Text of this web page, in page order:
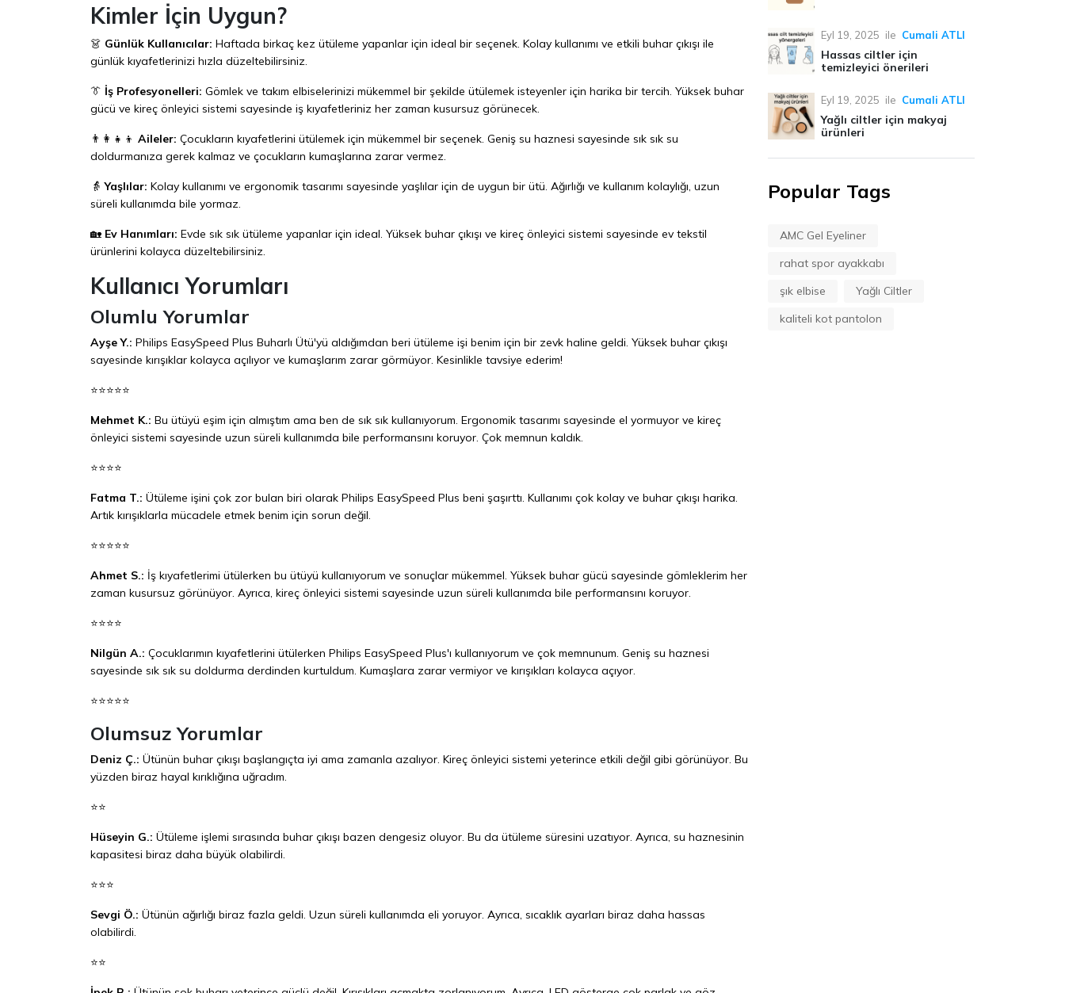
Kimler İçin Uygun?
👗 Günlük Kullanıcılar: Haftada birkaç kez ütüleme yapanlar için ideal bir seçenek. Kolay kullanımı ve etkili buhar çıkışı ile
günlük kıyafetlerinizi hızla düzeltebilirsiniz.
👔 İş Profesyonelleri: Gömlek ve takım elbiselerinizi mükemmel bir şekilde ütülemek isteyenler için harika bir tercih. Yüksek buhar
gücü ve kireç önleyici sistemi sayesinde iş kıyafetleriniz her zaman kusursuz görünecek.
👨‍👩‍👧‍👦 Aileler: Çocukların kıyafetlerini ütülemek için mükemmel bir seçenek. Geniş su haznesi sayesinde sık sık su
doldurmanıza gerek kalmaz ve çocukların kumaşlarına zarar vermez.
👵Yaşlılar: Kolay kullanımı ve ergonomik tasarımı sayesinde yaşlılar için de uygun bir ütü. Ağırlığı ve kullanım kolaylığı, uzun
süreli kullanımda bile yormaz.
🏡 Ev Hanımları: Evde sık sık ütüleme yapanlar için ideal. Yüksek buhar çıkışı ve kireç önleyici sistemi sayesinde ev tekstil
ürünlerini kolayca düzeltebilirsiniz.
Kullanıcı Yorumları
Olumlu Yorumlar
Ayşe Y.: Philips EasySpeed Plus Buharlı Ütü'yü aldığımdan beri ütüleme işi benim için bir zevk haline geldi. Yüksek buhar çıkışı
sayesinde kırışıklar kolayca açılıyor ve kumaşlarım zarar görmüyor. Kesinlikle tavsiye ederim!
⭐⭐⭐⭐⭐
Mehmet K.: Bu ütüyü eşim için almıştım ama ben de sık sık kullanıyorum. Ergonomik tasarımı sayesinde el yormuyor ve kireç
önleyici sistemi sayesinde uzun süreli kullanımda bile performansını koruyor. Çok memnun kaldık.
⭐⭐⭐⭐
Fatma T.: Ütüleme işini çok zor bulan biri olarak Philips EasySpeed Plus beni şaşırttı. Kullanımı çok kolay ve buhar çıkışı harika.
Artık kırışıklarla mücadele etmek benim için sorun değil.
⭐⭐⭐⭐⭐
Ahmet S.: İş kıyafetlerimi ütülerken bu ütüyü kullanıyorum ve sonuçlar mükemmel. Yüksek buhar gücü sayesinde gömleklerim her
zaman kusursuz görünüyor. Ayrıca, kireç önleyici sistemi sayesinde uzun süreli kullanımda bile performansını koruyor.
⭐⭐⭐⭐
Nilgün A.: Çocuklarımın kıyafetlerini ütülerken Philips EasySpeed Plus'ı kullanıyorum ve çok memnunum. Geniş su haznesi
sayesinde sık sık su doldurma derdinden kurtuldum. Kumaşlara zarar vermiyor ve kırışıkları kolayca açıyor.
⭐⭐⭐⭐⭐
Olumsuz Yorumlar
Deniz Ç.: Ütünün buhar çıkışı başlangıçta iyi ama zamanla azalıyor. Kireç önleyici sistemi yeterince etkili değil gibi görünüyor. Bu
yüzden biraz hayal kırıklığına uğradım.
⭐⭐
Hüseyin G.: Ütüleme işlemi sırasında buhar çıkışı bazen dengesiz oluyor. Bu da ütüleme süresini uzatıyor. Ayrıca, su haznesinin
kapasitesi biraz daha büyük olabilirdi.
⭐⭐⭐
Sevgi Ö.: Ütünün ağırlığı biraz fazla geldi. Uzun süreli kullanımda eli yoruyor. Ayrıca, sıcaklık ayarları biraz daha hassas
olabilirdi.
⭐⭐
Eyl 19, 2025 ile Cumali ATLI
Hassas ciltler için
temizleyici önerileri
Eyl 19, 2025 ile Cumali ATLI
Yağlı ciltler için makyaj
ürünleri
Popular Tags
AMC Gel Eyeliner
rahat spor ayakkabı
şık elbise
Yağlı Ciltler
kaliteli kot pantolon